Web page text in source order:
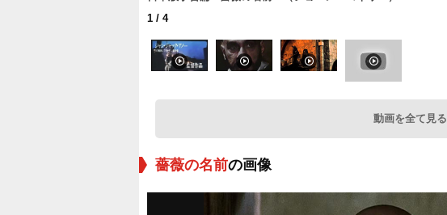
1 / 4
動画を全て見る
薔薇の名前の画像